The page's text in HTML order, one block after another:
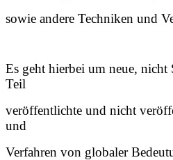
sowie andere Techniken und
Es geht hierbei um neue, nicht
Teil
veröffentlichte und nicht
und
Verfahren von globaler